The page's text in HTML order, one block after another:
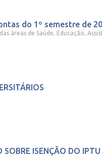
do 1º semestre de
áreas de Saúde, Educação,
SOBRE ISENÇÃO DO IPTU